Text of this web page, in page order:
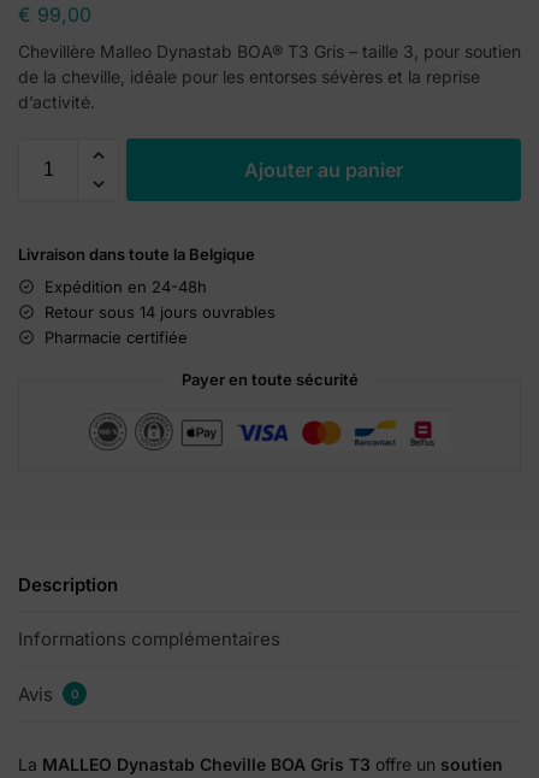
€ 99,00
Chevillère Malleo Dynastab BOA® T3 Gris – taille 3, pour soutien
de la cheville, idéale pour les entorses sévères et la reprise
d’activité.
Ajouter au panier
Livraison dans toute la Belgique
Expédition en 24-48h
Retour sous 14 jours ouvrables
Pharmacie certifiée
Payer en toute sécurité
Description
Informations complémentaires
Avis 0
La MALLEO Dynastab Cheville BOA Gris T3 offre un soutien